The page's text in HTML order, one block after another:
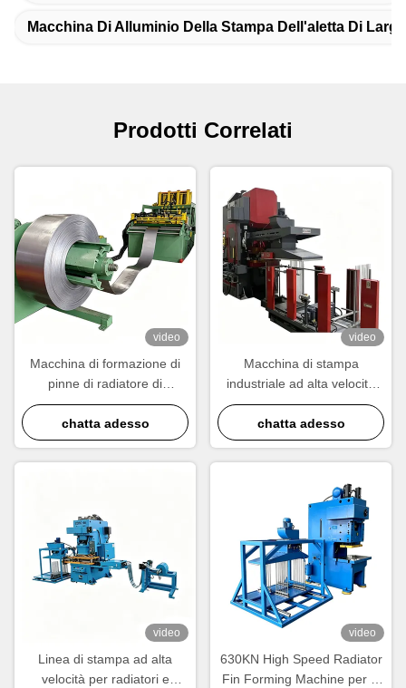
Macchina Di Alluminio Della Stampa Dell'aletta Di
Prodotti Correlati
video
Macchina di formazione di
pinne di radiatore di
precisione.
chatta adesso
video
Macchina di stampa
industriale ad alta velocità
per le pinne.
chatta adesso
video
Linea di stampa ad alta
velocità per radiatori e
video
630KN High Speed Radiator
Fin Forming Machine per la